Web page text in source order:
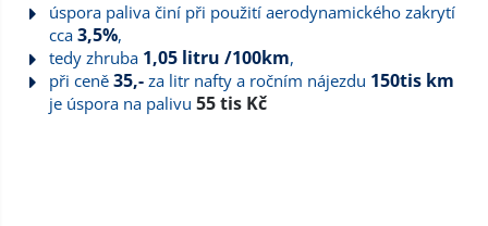
úspora paliva činí při použití aerodynamického zakrytí
cca 3,5%,
tedy zhruba 1,05 litru /100km,
při ceně 35,- za litr nafty a ročním nájezdu 150tis km
je úspora na palivu 55 tis Kč